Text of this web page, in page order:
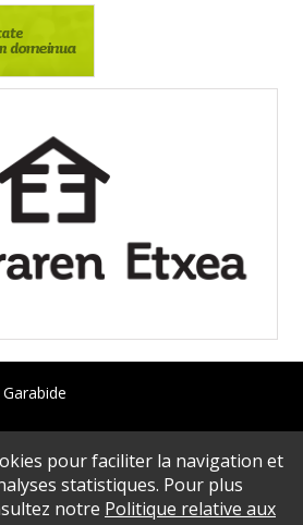
Gipuzkoa
AVERTISSEMENT | POLITIQUE DE CONFIDENTIALITé |
pour faciliter la navigation et
statistiques. Pour plus
notre Politique relative aux